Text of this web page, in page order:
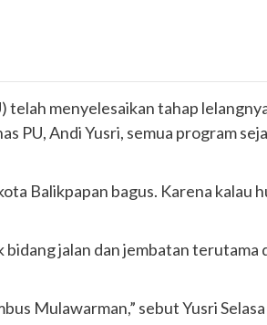
telah menyelesaikan tahap
PU, Andi Yusri, semua program
Balikpapan bagus. Karena kalau
jalan dan jembatan terutama
Mulawarman,” sebut Yusri